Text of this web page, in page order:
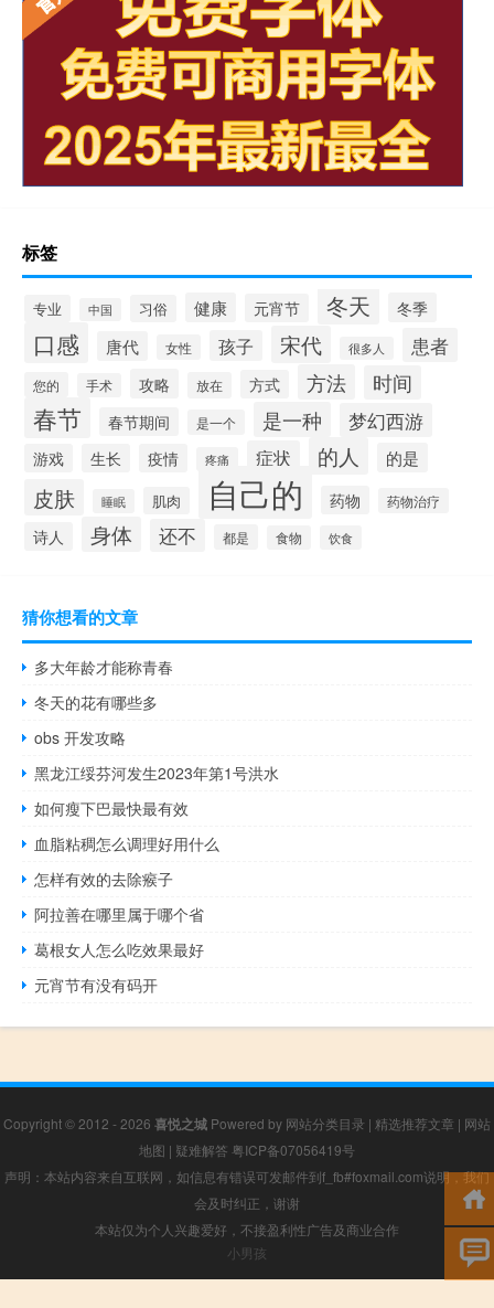
标签
专业 中国 习俗 健康 元宵节 冬天 冬季
口感 唐代 女性 孩子 宋代 很多人 患者
您的 手术 攻略 放在 方式 方法 时间
春节 春节期间 是一个 是一种 梦幻西游
游戏 生长 疫情 疼痛 症状 的人 的是
皮肤 睡眠 肌肉 自己的 药物 药物治疗
诗人 身体 还不 都是 食物 饮食
猜你想看的文章
多大年龄才能称青春
冬天的花有哪些多
obs 开发攻略
黑龙江绥芬河发生2023年第1号洪水
如何瘦下巴最快最有效
血脂粘稠怎么调理好用什么
怎样有效的去除瘊子
阿拉善在哪里属于哪个省
葛根女人怎么吃效果最好
元宵节有没有码开
Copyright © 2012 - 2026 喜悦之城 Powered by 网站分类目录 | 精选推荐文章 | 网站
地图 | 疑难解答 粤ICP备07056419号
声明：本站内容来自互联网，如信息有错误可发邮件到f_fb#foxmail.com说明，我们
会及时纠正，谢谢
本站仅为个人兴趣爱好，不接盈利性广告及商业合作
小男孩